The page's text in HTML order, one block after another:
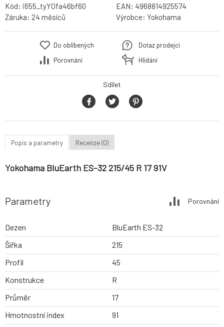
Kód: i655_tyYOfa46bf60 EAN: 4968814925574
Záruka: 24 měsíců Výrobce: Yokohama
Do oblíbených
Porovnání
Dotaz prodejci
Hlídání
Sdílet
Popis a parametry Recenze (0)
Yokohama BluEarth ES-32 215/45 R 17 91V
Parametry Porovnání
Dezen
BluEarth ES-32
Šířka
215
Profil
45
Konstrukce
R
Průměr
17
Hmotnostní index
91